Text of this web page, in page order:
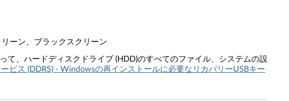
ーン、ブラックスクリーン
、ハードディスクドライブ (HDD)のすべてのファイル、システムの設
ビス (DDRS) - Windowsの再インストールに必要なリカバリーUSBキー